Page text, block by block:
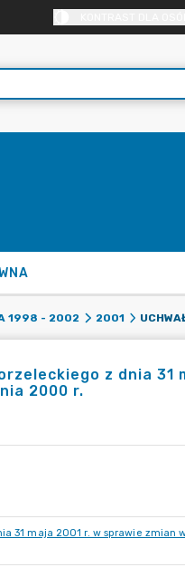
1998 - 2002 2001
z dnia 31
2000 r.
31 maja 2001 r. w sprawie zmian